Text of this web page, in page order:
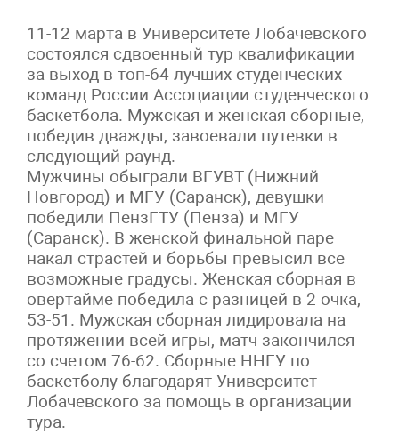
11-12 марта в Университете Лобачевского
состоялся сдвоенный тур квалификации
за выход в топ-64 лучших студенческих
команд России Ассоциации студенческого
баскетбола. Мужская и женская сборные,
победив дважды, завоевали путевки в
следующий раунд.
Мужчины обыграли ВГУВТ (Нижний
Новгород) и МГУ (Саранск), девушки
победили ПензГТУ (Пенза) и МГУ
(Саранск). В женской финальной паре
накал страстей и борьбы превысил все
возможные градусы. Женская сборная в
овертайме победила с разницей в 2 очка,
53-51. Мужская сборная лидировала на
протяжении всей игры, матч закончился
со счетом 76-62. Сборные ННГУ по
баскетболу благодарят Университет
Лобачевского за помощь в организации
тура.